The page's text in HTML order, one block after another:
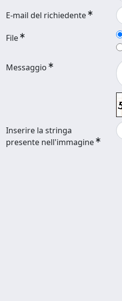
E-mail del richiedente
File
Messaggio
Inserire la stringa
presente nell'immagine